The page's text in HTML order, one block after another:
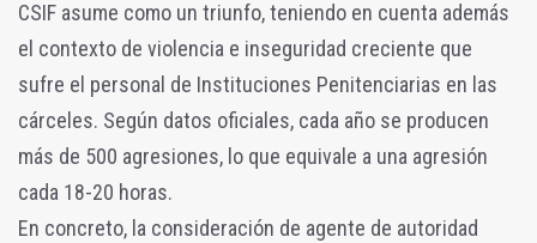
CSIF asume como un triunfo, teniendo en cuenta además
el contexto de violencia e inseguridad creciente que
sufre el personal de Instituciones Penitenciarias en las
cárceles. Según datos oficiales, cada año se producen
más de 500 agresiones, lo que equivale a una agresión
cada 18-20 horas.
En concreto, la consideración de agente de autoridad